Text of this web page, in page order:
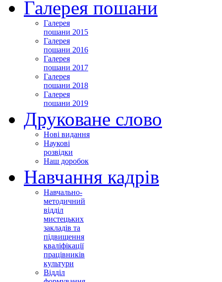
Галерея пошани
Галерея
пошани 2015
Галерея
пошани 2016
Галерея
пошани 2017
Галерея
пошани 2018
Галерея
пошани 2019
Друковане слово
Нові видання
Наукові
розвідки
Наш доробок
Навчання кадрів
Навчально-
методичний
відділ
мистецьких
закладів та
підвищення
кваліфікації
працівників
культури
Відділ